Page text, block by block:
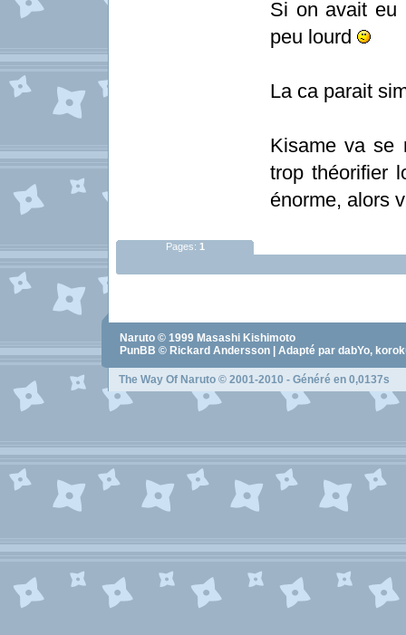
Si on avait eu
peu lourd
La ca parait
Kisame va se
trop théorifier
énorme, alors
Pages: 1
Naruto © 1999 Masashi Kishimoto
PunBB © Rickard Andersson | Adapté par dabYo,
The Way Of Naruto © 2001-2010 - Généré en 0,0137s